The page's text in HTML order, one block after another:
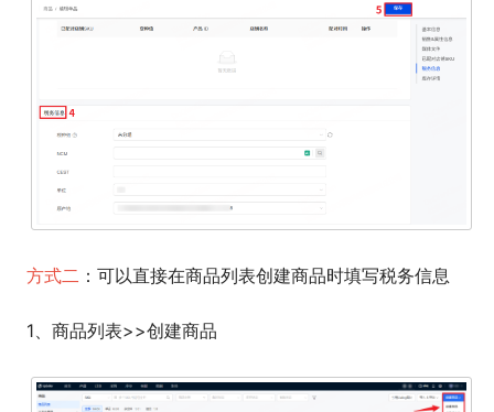
方式二 ：可以直接在商品列表创建商品时填写税务信息
1、商品列表>>创建商品